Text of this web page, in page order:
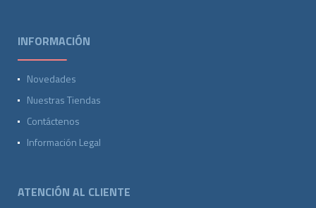
INFORMACIÓN
Novedades
Nuestras Tiendas
Contáctenos
Información Legal
ATENCIÓN AL CLIENTE